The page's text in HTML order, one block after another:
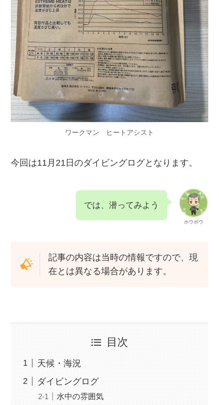
ワークマン ヒートアシスト
今回は11月21日のダイビングログとなります。
ホウボウ
では、潜ってみよう
記事の内容は当時の情報ですので、現
在とは異なる場合があります。
目次
天候・海況
ダイビングログ
水中の雰囲気